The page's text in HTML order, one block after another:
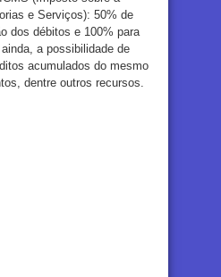
e Serviços): 50% de
dos débitos e 100% para
a possibilidade de
acumulados do mesmo
dentre outros recursos.